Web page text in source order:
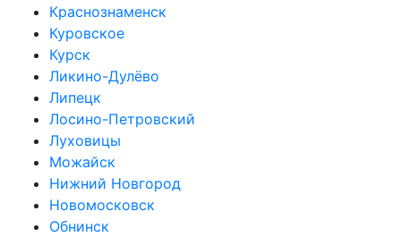
Краснознаменск
Куровское
Курск
Ликино-Дулёво
Липецк
Лосино-Петровский
Луховицы
Можайск
Нижний Новгород
Новомосковск
Обнинск